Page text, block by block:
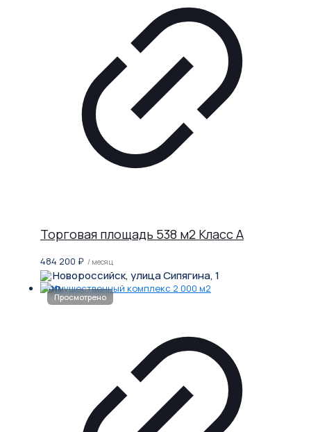
Торговая площадь 538 м2 Класс A
484 200 ₽ / месяц
Новороссийск, улица Сипягина, 1